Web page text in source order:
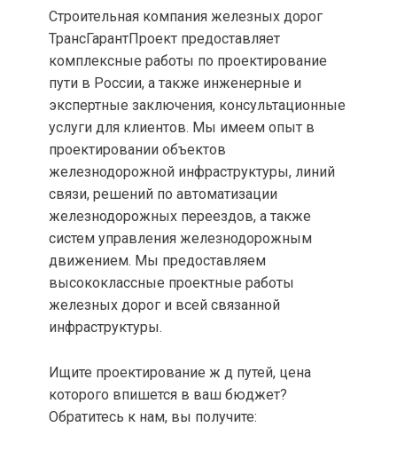
Строительная компания железных дорог
ТрансГарантПроект предоставляет
комплексные работы по проектирование
пути в России, а также инженерные и
экспертные заключения, консультационные
услуги для клиентов. Мы имеем опыт в
проектировании объектов
железнодорожной инфраструктуры, линий
связи, решений по автоматизации
железнодорожных переездов, а также
систем управления железнодорожным
движением. Мы предоставляем
высококлассные проектные работы
железных дорог и всей связанной
инфраструктуры.
Ищите проектирование ж д путей, цена
которого впишется в ваш бюджет?
Обратитесь к нам, вы получите: